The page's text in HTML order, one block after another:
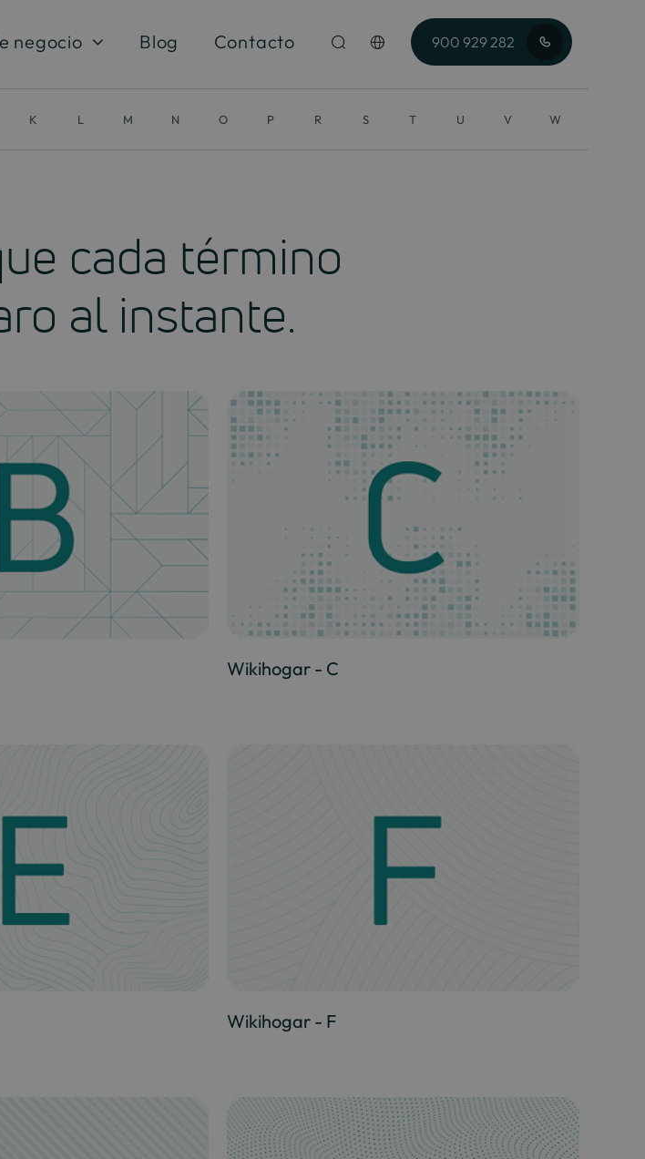
negocio Blog Contacto 900 929 282
K L M N O P R S T U V W
cada término
al instante.
Wikihogar - C
Wikihogar - F